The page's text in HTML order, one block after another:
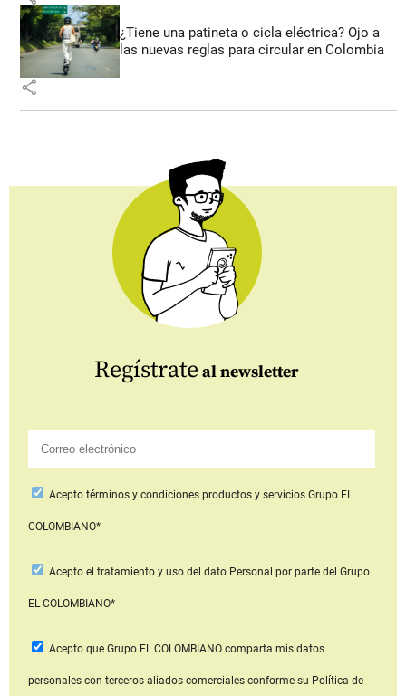
¿Tiene una patineta o cicla eléctrica? Ojo a
las nuevas reglas para circular en Colombia
share
Regístrate al newsletter
Aceptotérminos y condiciones productos y serviciosGrupo EL
COLOMBIANO*
Acepto el tratamiento y uso del dato Personal por parte del Grupo
EL COLOMBIANO*
Acepto que Grupo EL COLOMBIANOcomparta mis datos
personales con terceros aliados comerciales conforme su Política de